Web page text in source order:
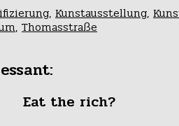
, Kunstausstellung,
, Thomasstraße
Eat the rich?